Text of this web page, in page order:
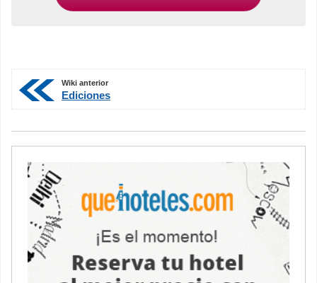
Wiki anterior
Ediciones